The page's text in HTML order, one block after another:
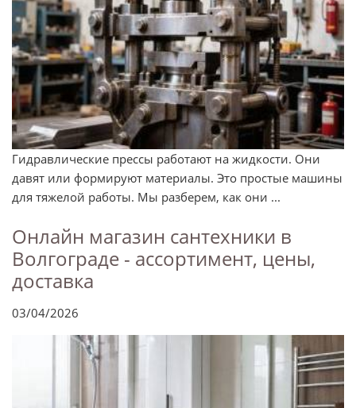
Гидравлические прессы работают на жидкости. Они
давят или формируют материалы. Это простые машины
для тяжелой работы. Мы разберем, как они ...
Онлайн магазин сантехники в
Волгограде - ассортимент, цены,
доставка
03/04/2026